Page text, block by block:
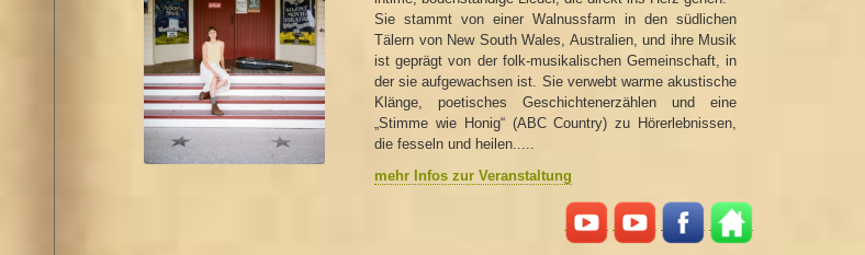
Sie stammt von einer Walnussfarm in den südlichen
Tälern von New South Wales, Australien, und ihre Musik
ist geprägt von der folk-musikalischen Gemeinschaft, in
der sie aufgewachsen ist. Sie verwebt warme akustische
Klänge, poetisches Geschichtenerzählen und eine
„Stimme wie Honig“ (ABC Country) zu Hörerlebnissen,
die fesseln und heilen.....
mehr Infos zur Veranstaltung